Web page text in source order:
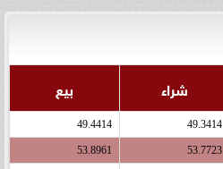
شراء بيع
49.3414
49.4414
53.7723
53.8961